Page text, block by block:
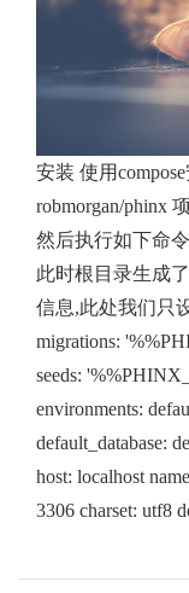
安装 使用
robmorgan/phinx
然后执行如下命
此时根目录生成
信息,此处我们只
migrations:
seeds:
environments:
default_database:
host: localhost
3306 charset: utf8